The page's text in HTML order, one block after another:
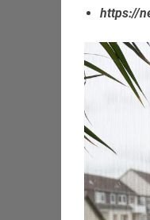
https://